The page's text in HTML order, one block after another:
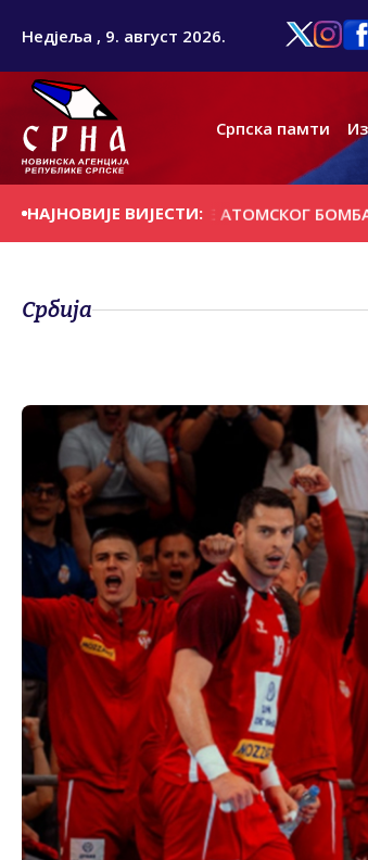
Недјеља , 9. август 2026.
Српска памти
НАЈНОВИЈЕ ВИЈЕСТИ:
ЖРТВЕ АТОМСКОГ
Србија